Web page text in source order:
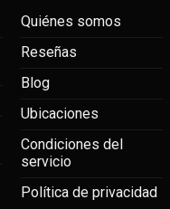
Quiénes somos
Reseñas
Blog
Ubicaciones
Condiciones del
servicio
Política de privacidad